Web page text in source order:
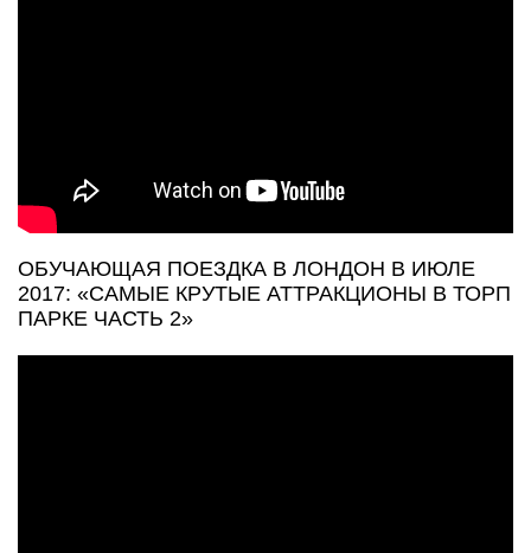
ОБУЧАЮЩАЯ ПОЕЗДКА В ЛОНДОН В ИЮЛЕ
2017: «САМЫЕ КРУТЫЕ АТТРАКЦИОНЫ В ТОРП
ПАРКЕ ЧАСТЬ 2»